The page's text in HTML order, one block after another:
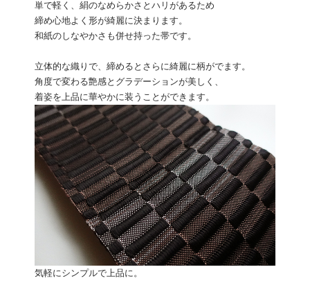
単で軽く、絹のなめらかさとハリがあるため
締め心地よく形が綺麗に決まります。
和紙のしなやかさも併せ持った帯です。
立体的な織りで、締めるとさらに綺麗に柄がでます。
角度で変わる艶感とグラデーションが美しく、
着姿を上品に華やかに装うことができます。
気軽にシンプルで上品に。